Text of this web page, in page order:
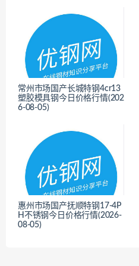
常州市场国产长城特钢4cr13
塑胶模具钢今日价格行情(202
6-08-05)
惠州市场国产抚顺特钢17-4P
H不锈钢今日价格行情(2026-
08-05)